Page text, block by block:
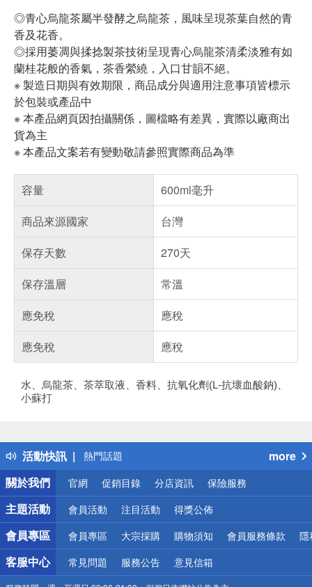
◎青心烏龍茶屬半發酵之烏龍茶，風味呈現茶葉自然的青
香及花香。
◎採用萎凋與揉捻製茶技術呈現青心烏龍茶清柔淡雅有如
蘭桂花般的香氣，茶香縈繞，入口甘韻不絕。
※ 製造日期與有效期限，商品成分與適用注意事項皆標示
於包裝或產品中
※ 本產品網頁因拍攝關係，圖檔略有差異，實際以廠商出
貨為主
※ 本產品文案若有變動敬請參照實際商品為準
容量
600ml毫升
商品來源國家
台灣
保存天數
270天
保存溫層
常溫
應免稅
應稅
應免稅
應稅
水、烏龍茶、茶萃取液、香料、抗氧化劑(L-抗壞血酸鈉)、
小蘇打
活動快訊
得獎公告
熱門話題
銀行優惠
偏遠地區配送
詐騙網頁！請小心！
more
關於我們
官網 促銷目錄 分店資訊 保險服務
主題活動 會員活動 注目活動 得獎公佈
會員專區 會員專區 大宗採購 購物須知 會員服務條款 隱
客服中心 常見問題 服務公告 意見信箱